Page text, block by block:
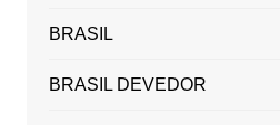
BRASIL
BRASIL DEVEDOR